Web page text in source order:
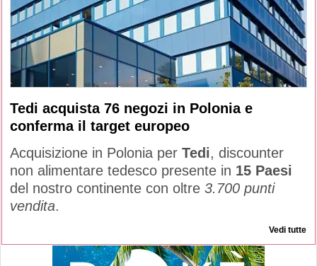
Tedi acquista 76 negozi in Polonia e
conferma il target europeo
Acquisizione in Polonia per Tedi, discounter
non alimentare tedesco presente in 15 Paesi
del nostro continente con oltre 3.700 punti
vendita.
Vedi tutte